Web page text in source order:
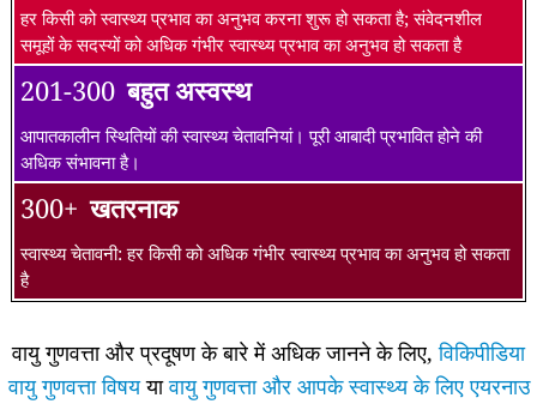
हर किसी को स्वास्थ्य प्रभाव का अनुभव करना शुरू हो सकता है; संवेदनशील
समूहों के सदस्यों को अधिक गंभीर स्वास्थ्य प्रभाव का अनुभव हो सकता है
201-300 बहुत अस्वस्थ
आपातकालीन स्थितियों की स्वास्थ्य चेतावनियां। पूरी आबादी प्रभावित होने की
अधिक संभावना है।
300+ खतरनाक
स्वास्थ्य चेतावनी: हर किसी को अधिक गंभीर स्वास्थ्य प्रभाव का अनुभव हो सकता
है
वायु गुणवत्ता और प्रदूषण के बारे में अधिक जानने के लिए,विकिपीडिया
वायु गुणवत्ता विषययावायु गुणवत्ता और आपके स्वास्थ्य के लिए एयरनाउ